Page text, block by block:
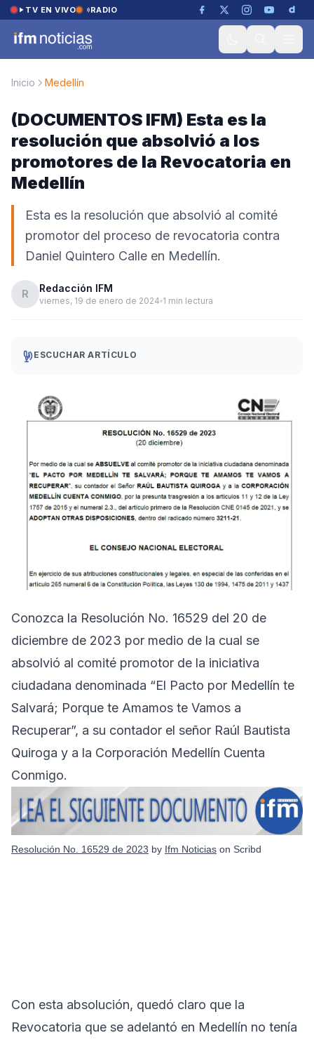
Saltar al contenido
TV EN VIVO RADIO
Inicio Medellín
(DOCUMENTOS IFM) Esta es la
resolución que absolvió a los
promotores de la Revocatoria en
Medellín
Esta es la resolución que absolvió al comité
promotor del proceso de revocatoria contra
Daniel Quintero Calle en Medellín.
R Redacción IFM
viernes, 19 de enero de 2024 1 min lectura
ESCUCHAR ARTÍCULO
Conozca la Resolución No. 16529 del 20 de
diciembre de 2023 por medio de la cual se
absolvió al comité promotor de la iniciativa
ciudadana denominada “El Pacto por Medellín te
Salvará; Porque te Amamos te Vamos a
Recuperar”, a su contador el señor Raúl Bautista
Quiroga y a la Corporación Medellín Cuenta
Conmigo.
Resolución No. 16529 de 2023 by Ifm Noticias on Scribd
Con esta absolución, quedó claro que la
Revocatoria que se adelantó en Medellín no tenía